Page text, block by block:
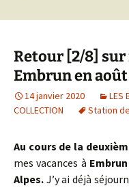
Retour [2/8]
Embrun en août
14 janvier 2020 LES
COLLECTION
Station
Au cours de la
mes vacances à Embrun
Alpes. J’y ai déjà